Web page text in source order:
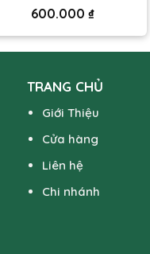
600.000 ₫
TRANG CHỦ
Giới Thiệu
Cửa hàng
Liên hệ
Chi nhánh